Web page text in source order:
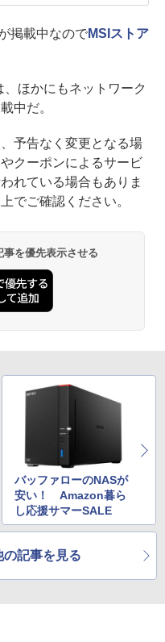
掲載中なのでMSIストア
、ほかにもネットワーク
中だ。
予告なく変更となる場
クーポンによるサービ
れている場合もありま
でご確認ください。
を優先表示させる
バッファローのNASが
安い！ Amazon暮ら
し応援サマーSALE
の記事を見る